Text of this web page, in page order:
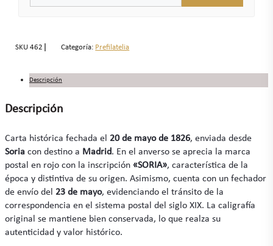
SKU462 Categoría: Prefilatelia
Descripción
Descripción
Carta histórica fechada el 20 de mayo de 1826, enviada desde
Soria con destino a Madrid. En el anverso se aprecia la marca
postal en rojo con la inscripción «SORIA», característica de la
época y distintiva de su origen. Asimismo, cuenta con un fechador
de envío del 23 de mayo, evidenciando el tránsito de la
correspondencia en el sistema postal del siglo XIX. La caligrafía
original se mantiene bien conservada, lo que realza su
autenticidad y valor histórico.